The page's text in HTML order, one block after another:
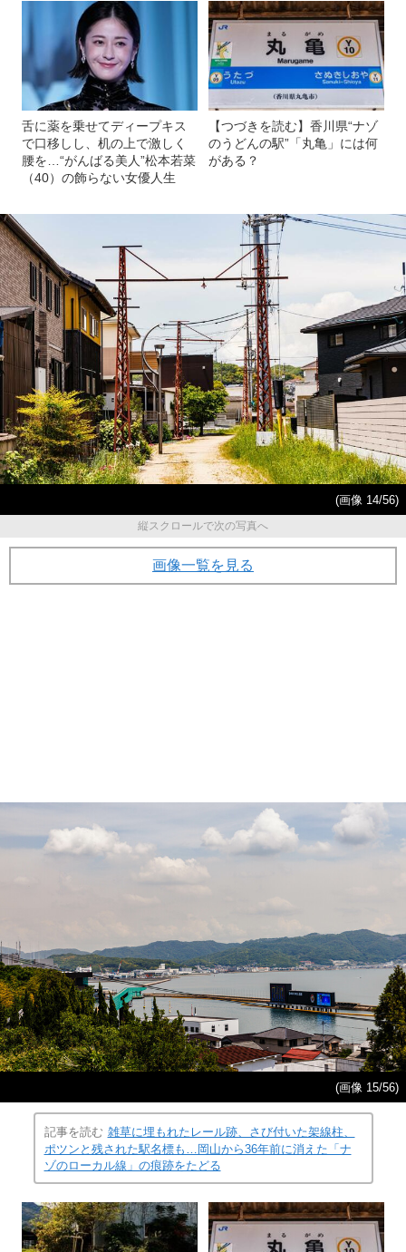
舌に薬を乗せてディープキス
で口移しし、机の上で激しく
腰を…“がんばる美人”松本若菜
（40）の飾らない女優人生
【つづきを読む】香川県“ナゾ
のうどんの駅”「丸亀」には何
がある？
(画像 14/56)
縦スクロールで次の写真へ
画像一覧を見る
(画像 15/56)
記事を読む 雑草に埋もれたレール跡、さび付いた架線柱、
ポツンと残された駅名標も…岡山から36年前に消えた「ナ
ゾのローカル線」の痕跡をたどる